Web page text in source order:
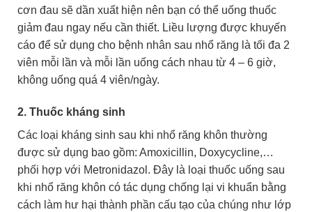
cơn đau sẽ dần xuất hiện nên bạn có thể uống thuốc
giảm đau ngay nếu cần thiết. Liều lượng được khuyến
cáo để sử dụng cho bệnh nhân sau nhổ răng là tối đa 2
viên mỗi lần và mỗi lần uống cách nhau từ 4 – 6 giờ,
không uống quá 4 viên/ngày.
2. Thuốc kháng sinh
Các loại kháng sinh sau khi nhổ răng khôn thường
được sử dụng bao gồm: Amoxicillin, Doxycycline,…
phối hợp với Metronidazol. Đây l à loại thuốc uống sau
khi nhổ răng khôn có tác dụng chống lại vi khuẩn bằng
cách làm hư hại thành phần cấu tạo của chúng như lớp